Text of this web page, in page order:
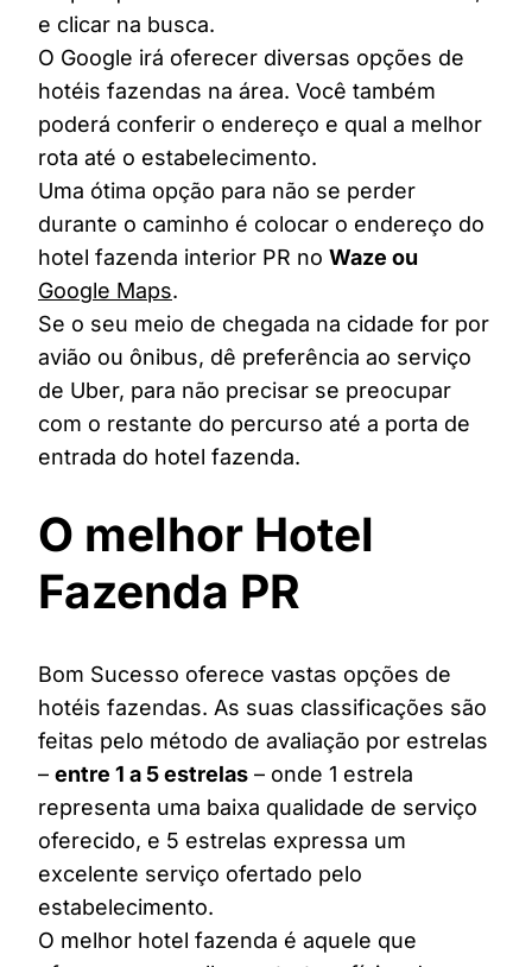
e clicar na busca.
O Google irá oferecer diversas opções de
hotéis fazendas na área. Você também
poderá conferir o endereço e qual a melhor
rota até o estabelecimento.
Uma ótima opção para não se perder
durante o caminho é colocar o endereço do
hotel fazenda interior PR no Waze ou
Google Maps.
Se o seu meio de chegada na cidade for por
avião ou ônibus, dê preferência ao serviço
de Uber, para não precisar se preocupar
com o restante do percurso até a porta de
entrada do hotel fazenda.
O melhor Hotel
Fazenda PR
Bom Sucesso oferece vastas opções de
hotéis fazendas. As suas classificações são
feitas pelo método de avaliação por estrelas
– entre 1 a 5 estrelas – onde 1 estrela
representa uma baixa qualidade de serviço
oferecido, e 5 estrelas expressa um
excelente serviço ofertado pelo
estabelecimento.
O melhor hotel fazenda é aquele que